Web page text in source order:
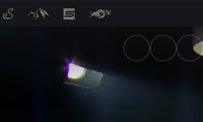
15.05. -